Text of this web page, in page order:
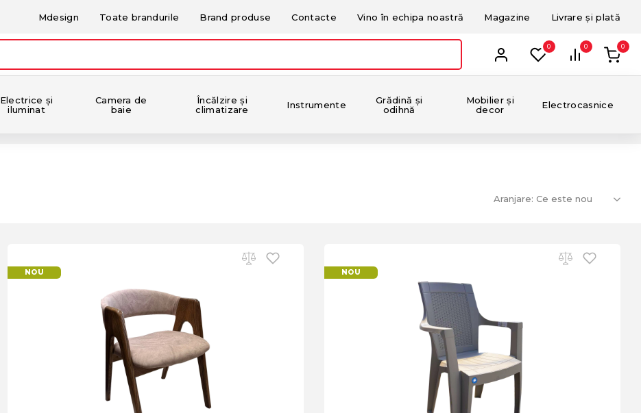
Mdesign Toate brandurile Brand produse Contacte Vino în echipa noastră Magazine Livrare și plată
0 0 0
Electrice și
iluminat
Camera de
baie
Încălzire și
climatizare
Instrumente
Grădină și
odihnă
Mobilier și
decor
Electrocasnice
Aranjare:
NOU NOU